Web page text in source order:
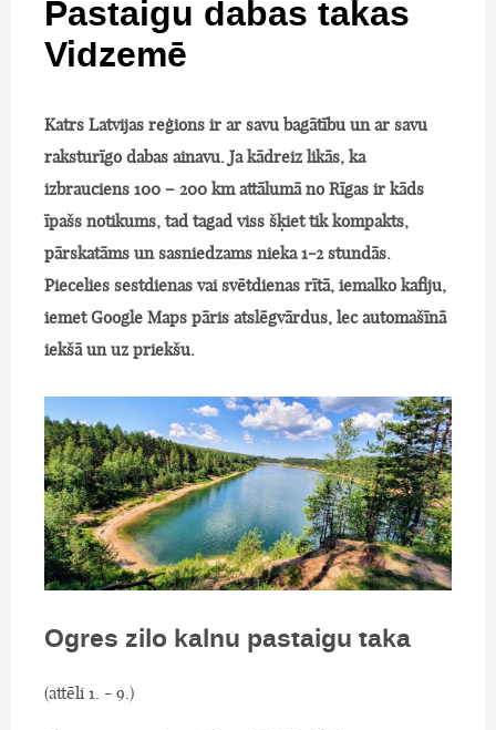
Pastaigu dabas takas
Vidzemē
Katrs Latvijas reģions ir ar savu bagātību un ar savu
raksturīgo dabas ainavu. Ja kādreiz likās, ka
izbrauciens 100 – 200 km attālumā no Rīgas ir kāds
īpašs notikums, tad tagad viss šķiet tik kompakts,
pārskatāms un sasniedzams nieka 1-2 stundās.
Piecelies sestdienas vai svētdienas rītā, iemalko kafiju,
iemet Google Maps pāris atslēgvārdus, lec automašīnā
iekšā un uz priekšu.
Ogres zilo kalnu pastaigu taka
(attēli 1. - 9.)